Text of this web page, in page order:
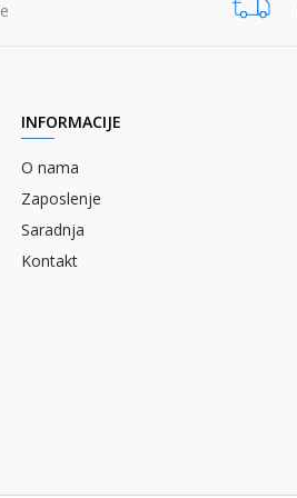
INFORMACIJE
O nama
Zaposlenje
Saradnja
Kontakt